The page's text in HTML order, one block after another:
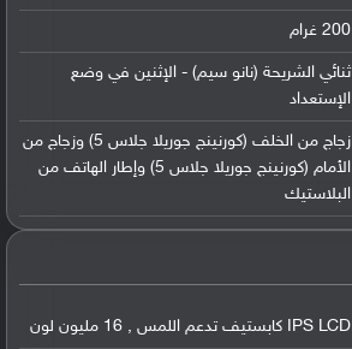
200 غرام
ثنائي الشريحة (نانو سيم) - الإثنين في وضع
الإستعداد
زجاج من الخلف (كورنينج جوريلا جلاس 5) وزجاج من
الأمام (كورنينج جوريلا جلاس 5) وإطار الهاتف من
البلاستيك
IPS LCD كابستيف تدعم اللمس , 16 مليون لون